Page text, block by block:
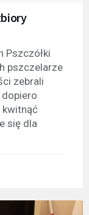
Pszczółki
pszczelarze
zebrali
kwitnąć
się dla